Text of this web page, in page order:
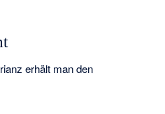
erhält man den